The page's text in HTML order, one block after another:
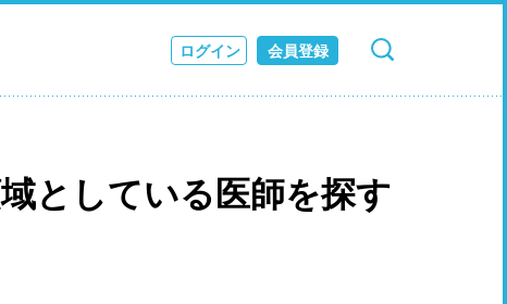
ログイン 会員登録
検索 キャンセル
としている医師を探す